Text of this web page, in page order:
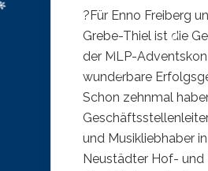
?Für Enno Freiberg
Grebe-Thiel ist die
der MLP-
wunderbare
Schon zehnmal
und Musikliebhaber
Neustädter Hof- und